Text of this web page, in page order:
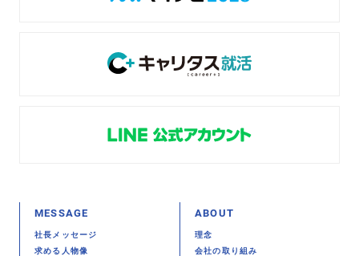
MESSAGE
社長メッセージ
求める人物像
ABOUT
理念
会社の取り組み